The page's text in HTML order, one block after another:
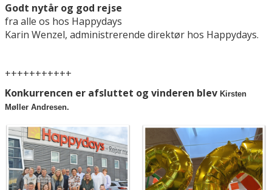
Godt nytår og god rejse
fra alle os hos Happydays
Karin Wenzel, administrerende direktør hos Happydays.
+++++++++++
Konkurrencen er afsluttet og vinderen blev Kirsten
Møller Andresen.